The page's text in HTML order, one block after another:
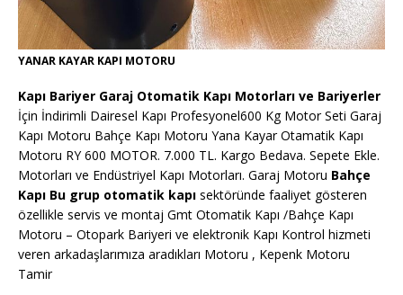
YANAR KAYAR KAPI MOTORU
Kapı Bariyer Garaj Otomatik Kapı Motorları ve Bariyerler
İçin İndirimli Dairesel Kapı Profesyonel600 Kg Motor Seti Garaj
Kapı Motoru Bahçe Kapı Motoru Yana Kayar Otamatik Kapı
Motoru RY 600 MOTOR. 7.000 TL. Kargo Bedava. Sepete Ekle.
Motorları ve Endüstriyel Kapı Motorları. Garaj Motoru Bahçe
Kapı Bu grup otomatik kapı sektöründe faaliyet gösteren
özellikle servis ve montaj Gmt Otomatik Kapı /Bahçe Kapı
Motoru – Otopark Bariyeri ve elektronik Kapı Kontrol hizmeti
veren arkadaşlarımıza aradıkları Motoru , Kepenk Motoru
Tamir